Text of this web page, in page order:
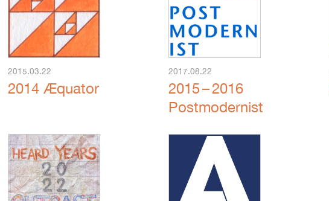
2015.03.22
2014 Æquator
2017.08.22
2015 – 2016
Postmodernist